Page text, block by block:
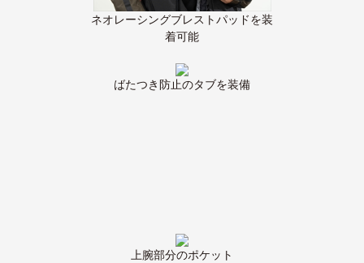
ネオレーシングブレストパッドを装
着可能
ばたつき防止のタブを装備
上腕部分のポケット